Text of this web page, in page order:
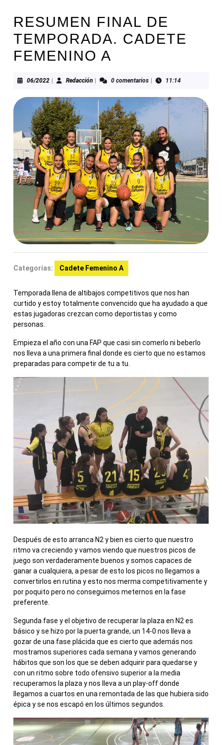
RESUMEN FINAL DE
TEMPORADA. CADETE
FEMENINO A
06/202206/2022RedacciónRedacción0 comentarios 11:14
Categorías: Cadete Femenino A
Temporada llena de altibajos competitivos que nos han
curtido y estoy totalmente convencido que ha ayudado a que
estas jugadoras crezcan como deportistas y como
personas.
Empieza el año con una FAP que casi sin comerlo ni beberlo
nos lleva a una primera final donde es cierto que no estamos
preparadas para competir de tu a tu.
Después de esto arranca N2 y bien es cierto que nuestro
ritmo va creciendo y vamos viendo que nuestros picos de
juego son verdaderamente buenos y somos capaces de
ganar a cualquiera, a pesar de esto los picos no llegamos a
convertirlos en rutina y esto nos merma competitivamente y
por poquito pero no conseguimos meternos en la fase
preferente.
Segunda fase y el objetivo de recuperar la plaza en N2 es
básico y se hizo por la puerta grande, un 14-0 nos lleva a
gozar de una fase plácida que es cierto que además nos
mostramos superiores cada semana y vamos generando
hábitos que son los que se deben adquirir para quedarse y
con un ritmo sobre todo ofensivo superior a la media
recuperamos la plaza y nos lleva a un play-off donde
llegamos a cuartos en una remontada de las que hubiera sido
épica y se nos escapó en los últimos segundos.